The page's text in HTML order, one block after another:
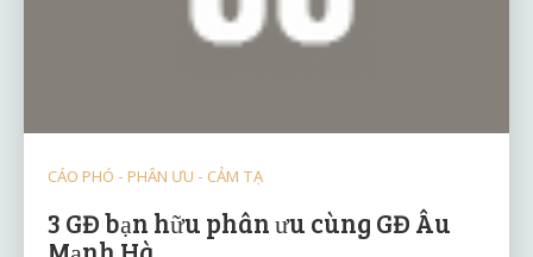
CÁO PHÓ - PHÂN ƯU - CẢM TẠ
3 GĐ bạn hữu phân ưu cùng GĐ Âu